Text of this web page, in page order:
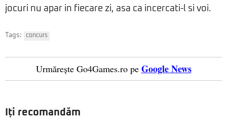
jocuri nu apar in fiecare zi, asa ca incercati-l si voi.
Tags: concurs
Urmărește Go4Games.ro pe Google News
Iți recomandăm